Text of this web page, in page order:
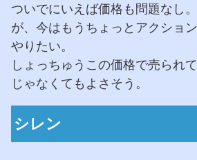
ついでにいえば価格も問題なし。
が、今はもうちょっとアクショ
やりたい。
しょっちゅうこの価格で売られ
じゃなくてもよさそう。
シレン